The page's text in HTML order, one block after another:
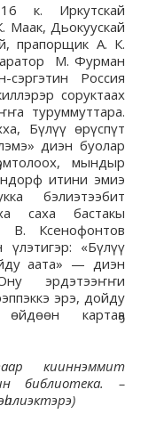
к. Иркутскай
Маак, Дьокуускай
прапорщик А. К.
М. Фурман
сэргэтин Россия
соруктаах
туруммуттара.
Бүлүү өрүспүт
диэн буолар
мындыр
итини эмиэ
бэлиэтээбит
саха бастакы
В. Ксенофонтов
үлэтигэр: «Бүлүү
аата» — диэн
эрдэтээҥҥи
эрэ, дойду
картаҕа
кииннэммит
библиотека. –